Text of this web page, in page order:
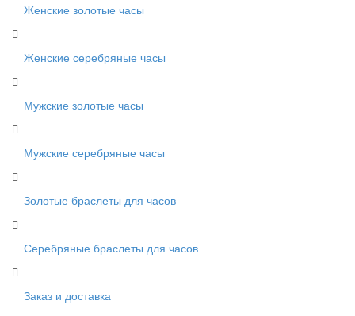
Женские золотые часы
Женские серебряные часы
Мужские золотые часы
Мужские серебряные часы
Золотые браслеты для часов
Серебряные браслеты для часов
Заказ и доставка